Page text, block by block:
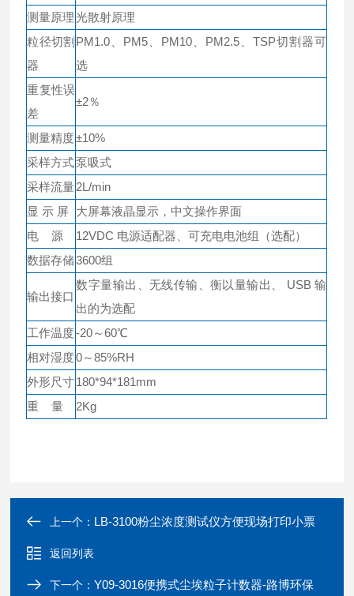
测量原理 光散射原理
粒径切割
器
PM1.0、PM5、PM10、PM2.5、TSP切割器可
选
重复性误
差
±2％
测量精度±10%
采样方式泵吸式
采样流量2L/min
显 示 屏 大屏幕液晶显示，中文操作界面
电 源
12VDC 电源适配器、可充电电池组（选配）
数据存储3600组
输出接口
数字量输出、无线传输、衡以量输出、 USB 输
出的为选配
工作温度-20～60℃
相对湿度0～85%RH
外形尺寸180*94*181mm
重 量
2Kg
上一个： LB-3100粉尘浓度测试仪方便现场打印小票
返回列表
下一个：Y09-3016便携式尘埃粒子计数器-路博环保